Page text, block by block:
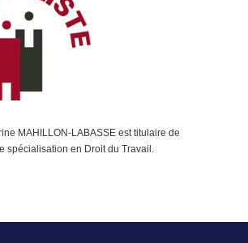
MAHILLON-LABASSE est titulaire de
spécialisation en Droit du Travail.